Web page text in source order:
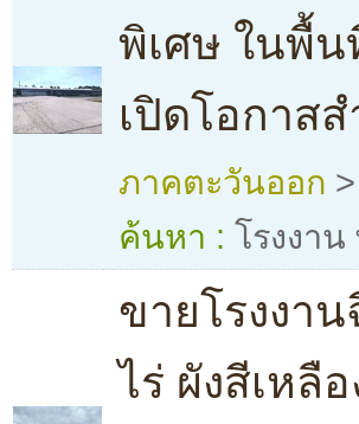
พิเศษ ในพื้
เปิดโอกาส
ภาคตะวันออก >
ค้นหา : โรงงา
ขายโรงงา
ไร่ ผังสีเหลื